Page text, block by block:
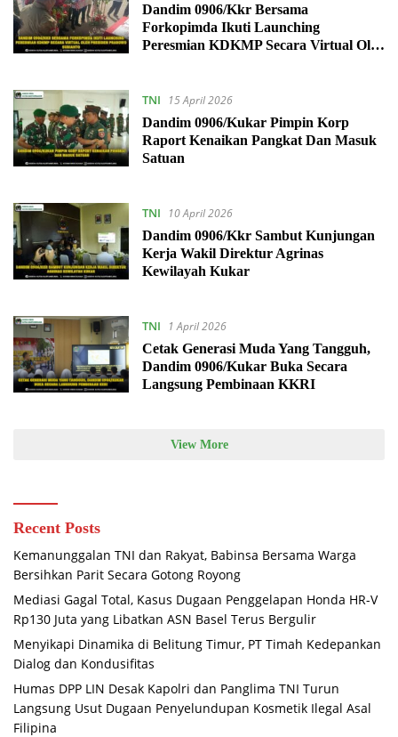
Dandim 0906/Kkr Bersama
Forkopimda Ikuti Launching
Peresmian KDKMP Secara Virtual Oleh
TNI
15 April 2026
Dandim 0906/Kukar Pimpin Korp
Raport Kenaikan Pangkat Dan Masuk
Satuan
TNI
10 April 2026
Dandim 0906/Kkr Sambut Kunjungan
Kerja Wakil Direktur Agrinas
Kewilayah Kukar
TNI
1 April 2026
Cetak Generasi Muda Yang Tangguh,
Dandim 0906/Kukar Buka Secara
Langsung Pembinaan KKRI
View More
Recent Posts
Kemanunggalan TNI dan Rakyat, Babinsa Bersama Warga
Bersihkan Parit Secara Gotong Royong
Mediasi Gagal Total, Kasus Dugaan Penggelapan Honda HR-V
Rp130 Juta yang Libatkan ASN Basel Terus Bergulir
Menyikapi Dinamika di Belitung Timur, PT Timah Kedepankan
Dialog dan Kondusifitas
Humas DPP LIN Desak Kapolri dan Panglima TNI Turun
Langsung Usut Dugaan Penyelundupan Kosmetik Ilegal Asal
Filipina